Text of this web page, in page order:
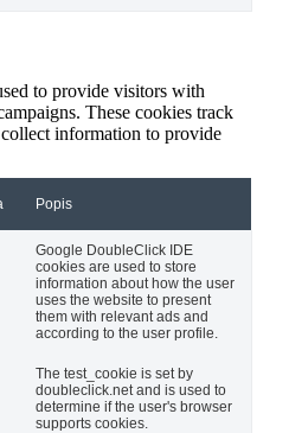
to provide visitors with
These cookies track
information to provide
Popis
Google DoubleClick IDE
cookies are used to store
information about how the user
uses the website to present
them with relevant ads and
according to the user profile.
The test_cookie is set by
doubleclick.net and is used to
determine if the user's browser
supports cookies.